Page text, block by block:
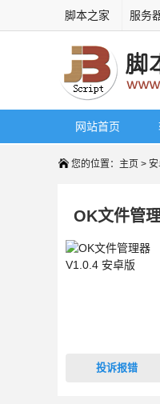
脚本之家 服务
网站首页
您的位置： 主页 >
OK文件管
投诉报错